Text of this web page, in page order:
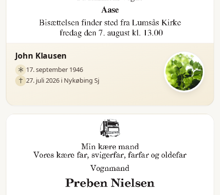
John Klausen
17. september 1946
27. juli 2026 i Nykøbing Sj